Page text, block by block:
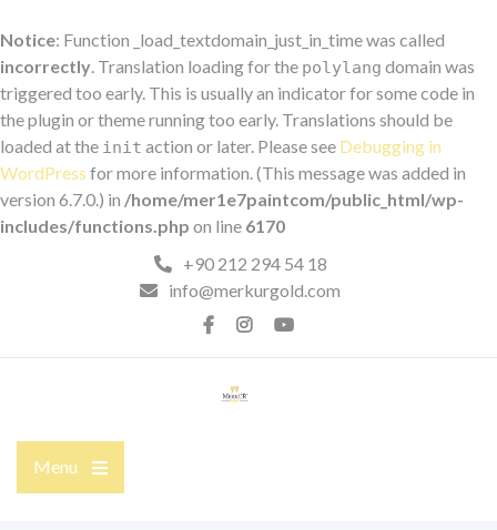
Notice: Function _load_textdomain_just_in_time was called
incorrectly. Translation loading for the polylang domain was
triggered too early. This is usually an indicator for some code in
the plugin or theme running too early. Translations should be
loaded at the init action or later. Please see Debugging in
WordPress for more information. (This message was added in
version 6.7.0.) in /home/mer1e7paintcom/public_html/wp-
includes/functions.php on line 6170
+90 212 294 54 18
info@merkurgold.com
Menu